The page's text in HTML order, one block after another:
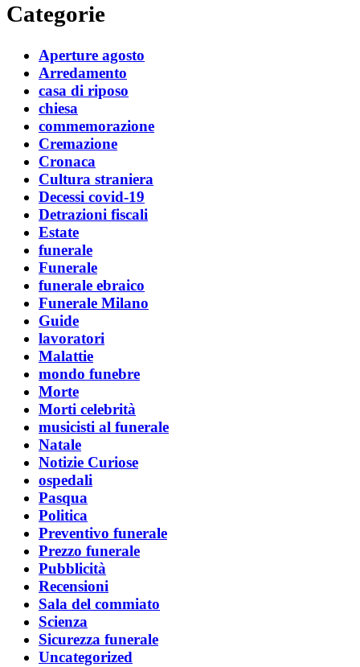
Categorie
Aperture agosto
Arredamento
casa di riposo
chiesa
commemorazione
Cremazione
Cronaca
Cultura straniera
Decessi covid-19
Detrazioni fiscali
Estate
funerale
Funerale
funerale ebraico
Funerale Milano
Guide
lavoratori
Malattie
mondo funebre
Morte
Morti celebrità
musicisti al funerale
Natale
Notizie Curiose
ospedali
Pasqua
Politica
Preventivo funerale
Prezzo funerale
Pubblicità
Recensioni
Sala del commiato
Scienza
Sicurezza funerale
Uncategorized